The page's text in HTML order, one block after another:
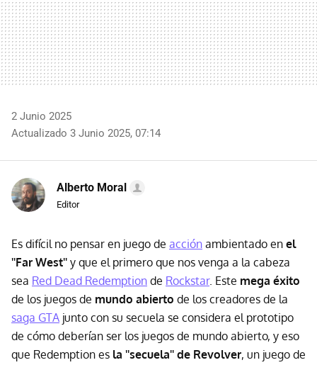
2 Junio 2025
Actualizado 3 Junio 2025, 07:14
Alberto Moral
Editor
Es difícil no pensar en juego de acción ambientado en el
''Far West'' y que el primero que nos venga a la cabeza
sea Red Dead Redemption de Rockstar. Este mega éxito
de los juegos de mundo abierto de los creadores de la
saga GTA junto con su secuela se considera el prototipo
de cómo deberían ser los juegos de mundo abierto, y eso
que Redemption es la ''secuela'' de Revolver, un juego de